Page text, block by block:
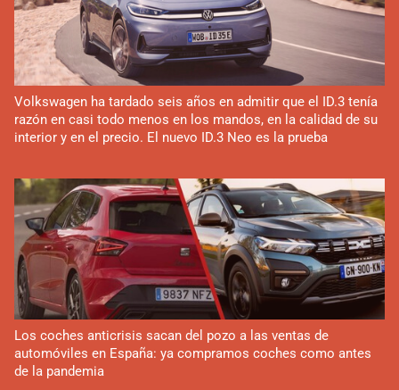
Volkswagen ha tardado seis años en admitir que el ID.3 tenía
razón en casi todo menos en los mandos, en la calidad de su
interior y en el precio. El nuevo ID.3 Neo es la prueba
Los coches anticrisis sacan del pozo a las ventas de
automóviles en España: ya compramos coches como antes
de la pandemia